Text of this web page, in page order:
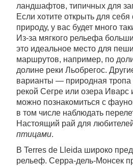
ландшафтов, типичных для
Если хотите открыть для
природу, у вас будет много
Из-за мягкого рельефа
это идеальное место для
маршрутов, например, по
долине реки Льобрегос.
варианты — природная тропа
рекой Сегре или озера Иварс
можно познакомиться с
в том числе наблюдать
Настоящий рай для
птицами.
В Terres de Lleida широко
рельеф. Серра-дель-Монсек